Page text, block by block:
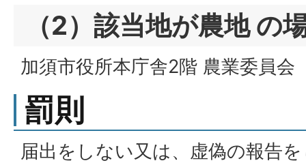
（2）該当地が農地 の
加須市役所本庁舎2階 農業委員会
罰則
届出をしない又は、虚偽の報告